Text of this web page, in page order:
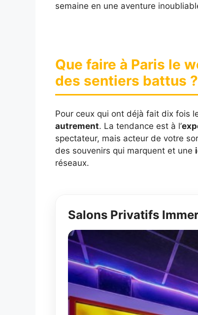
semaine en une aventure
Que faire à Paris le
des sentiers battus ?
Pour ceux qui ont déjà fait dix fois
autrement. La tendance est à l’
spectateur, mais acteur de votre
des souvenirs qui marquent et une
réseaux.
Salons Privatifs